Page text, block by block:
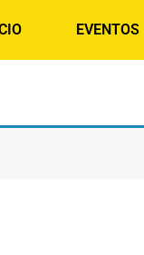
EVENTOS